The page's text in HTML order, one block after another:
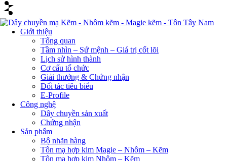
Giới thiệu
Tổng quan
Tầm nhìn – Sứ mệnh – Giá trị cốt lõi
Lịch sử hình thành
Cơ cấu tổ chức
Giải thưởng & Chứng nhận
Đối tác tiêu biểu
E-Profile
Công nghệ
Dây chuyền sản xuất
Chứng nhận
Sản phẩm
Bộ nhãn hàng
Tôn mạ hợp kim Magie – Nhôm – Kẽm
Tôn mạ hợp kim Nhôm – Kẽm